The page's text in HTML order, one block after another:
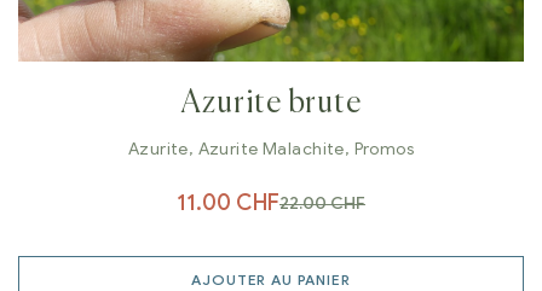
Azurite brute
Azurite, Azurite Malachite, Promos
22.00CHF
11.00 CHF
AJOUTER AU PANIER